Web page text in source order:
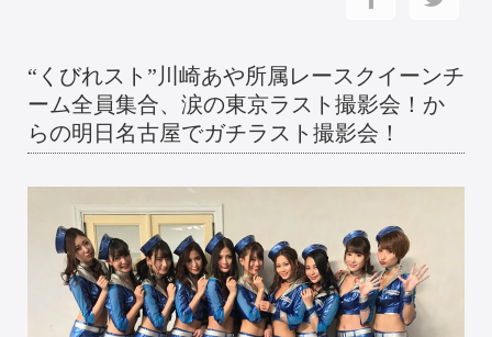
“くびれスト”川崎あや所属レースクイーンチ
ーム全員集合、涙の東京ラスト撮影会！か
らの明日名古屋でガチラスト撮影会！